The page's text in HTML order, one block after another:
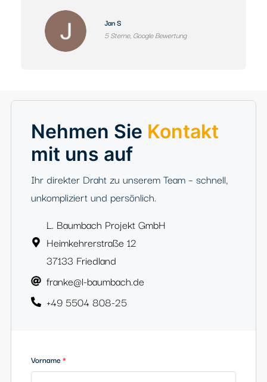
jederzeit ansprechbar und standen mir
bei offen Fragen mit Rat und Tat zur
Seite. Vielen Dank an das ganze Team!!
Suraya Ishaqzay
5 Sterne, Google Bewertung
Jan S
5 Sterne, Google Bewertung
Nehmen SieKontakt
mit uns auf
Ihr direkter Draht zu unserem Team – schnell,
unkompliziert und persönlich.
L. Baumbach Projekt GmbH
+49 5504 808-25